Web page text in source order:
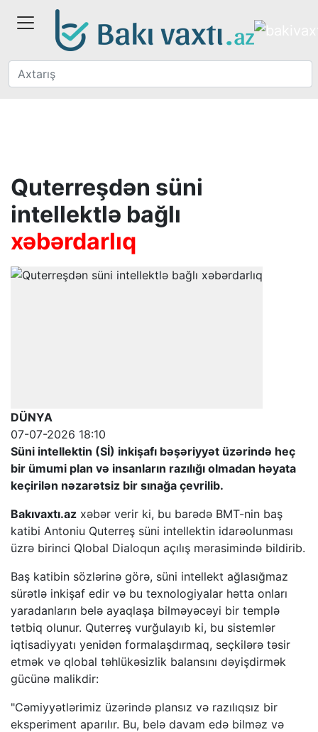
Quterreşdən süni
intellektlə bağlı
xəbərdarlıq
DÜNYA
07-07-2026 18:10
Süni intellektin (Sİ) inkişafı bəşəriyyət üzərində heç
bir ümumi plan və insanların razılığı olmadan həyata
keçirilən nəzarətsiz bir sınağa çevrilib.
Bakıvaxtı.az xəbər verir ki, bu barədə BMT-nin baş
katibi Antoniu Quterreş süni intellektin idarəolunması
üzrə birinci Qlobal Dialoqun açılış mərasimində bildirib.
Baş katibin sözlərinə görə, süni intellekt ağlasığmaz
sürətlə inkişaf edir və bu texnologiyalar hətta onları
yaradanların belə ayaqlaşa bilməyəcəyi bir templə
tətbiq olunur. Quterreş vurğulayıb ki, bu sistemlər
iqtisadiyyatı yenidən formalaşdırmaq, seçkilərə təsir
etmək və qlobal təhlükəsizlik balansını dəyişdirmək
gücünə malikdir:
"Cəmiyyətlərimiz üzərində plansız və razılıqsız bir
eksperiment aparılır. Bu, belə davam edə bilməz və